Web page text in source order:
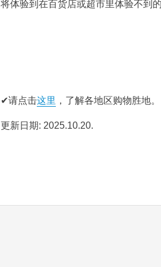
将体验到在百货店或超市里体验不到
✔请点击这里 ，了解各地区购物胜地。
更新日期: 2025.10.20.